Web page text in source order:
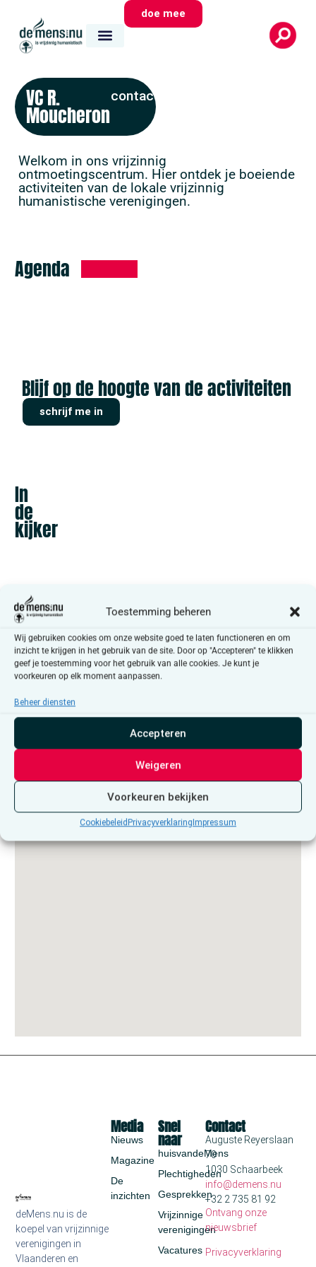
Toestemming beheren
Wij gebruiken cookies om onze website goed te laten functioneren en om
inzicht te krijgen in het gebruik van de site. Door op "Accepteren" te klikken
geef je toestemming voor het gebruik van alle cookies. Je kunt je
voorkeuren op elk moment aanpassen.
Beheer diensten
Accepteren
Weigeren
Voorkeuren bekijken
Cookiebeleid PrivacyverklaringImpressum
doe mee
VC R.
Moucheron
contact
Welkom in ons vrijzinnig
ontmoetingscentrum. Hier ontdek je boeiende
activiteiten van de lokale vrijzinnig
humanistische verenigingen.
Agenda
Blijf op de hoogte van de activiteiten
schrijf me in
In
de
kijker
Verenigingen
Contact
VC R. Moucheron
Geldersstraat 21
vilvoorde@demens.nu
02/252.15.47
deMens.nu is de
koepel van vrijzinnige
verenigingen in
Vlaanderen en
Snel
naar
huisvandeMens
Plechtigheden
Gesprekken
Vrijzinnige
verenigingen
Vacatures
Media
Nieuws
Magazine
De
inzichten
Contact
Auguste Reyerslaan
70
1030 Schaarbeek
info@demens.nu
+32 2 735 81 92
Ontvang onze
nieuwsbrief
Privacyverklaring